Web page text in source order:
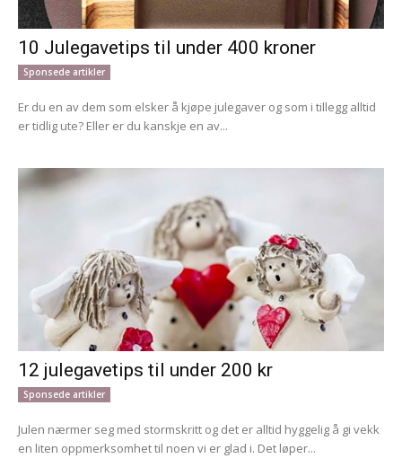
10 Julegavetips til under 400 kroner
Sponsede artikler
Er du en av dem som elsker å kjøpe julegaver og som i tillegg alltid
er tidlig ute? Eller er du kanskje en av...
12 julegavetips til under 200 kr
Sponsede artikler
Julen nærmer seg med stormskritt og det er alltid hyggelig å gi vekk
en liten oppmerksomhet til noen vi er glad i. Det løper...